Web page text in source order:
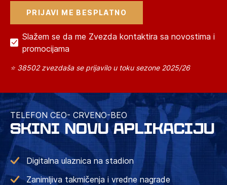
Slažem se da me Zvezda kontaktira sa novostima i
promocijama
⭐ 38502 zvezdaša se prijavilo u toku sezone 2025/26
TELEFON CEO- CRVENO-BEO
SKINI NOVU APLIKACIJU
Digitalna ulaznica na stadion
Zanimljiva takmičenja i vredne nagrade